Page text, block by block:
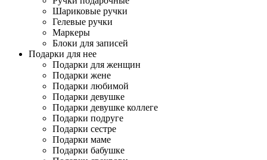
Шариковые ручки
Гелевые ручки
Маркеры
Блоки для записей
Подарки для нее
Подарки для женщин
Подарки жене
Подарки любимой
Подарки девушке
Подарки девушке коллеге
Подарки подруге
Подарки сестре
Подарки маме
Подарки бабушке